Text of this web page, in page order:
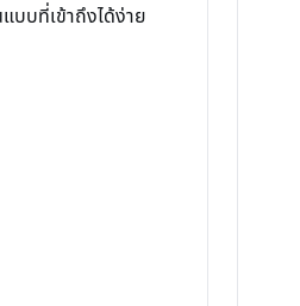
บบที่เข้าถึงได้ง่าย